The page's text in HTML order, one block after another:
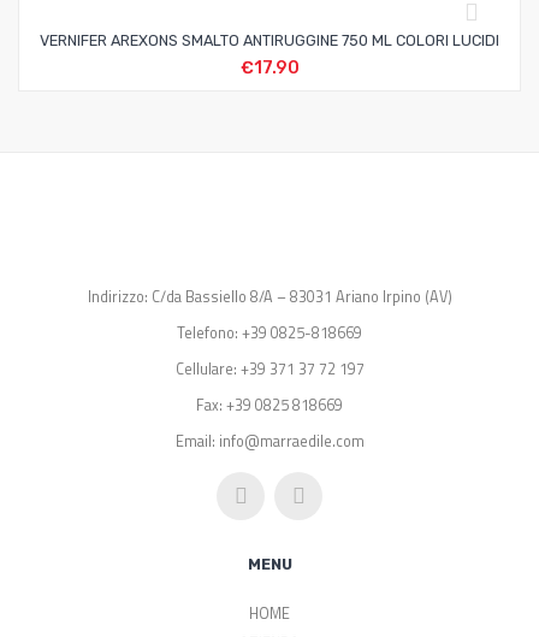
VERNIFER AREXONS SMALTO ANTIRUGGINE 750 ML COLORI LUCIDI
€17.90
Indirizzo: C/da Bassiello 8/A – 83031 Ariano Irpino (AV)
Telefono: +39 0825-818669
Cellulare: +39 371 37 72 197
Fax: +39 0825 818669
Email: info@marraedile.com
MENU
HOME